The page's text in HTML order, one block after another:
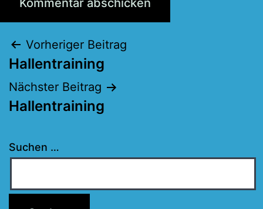
Beitragsnavigation
Vorheriger Beitrag
Hallentraining
Nächster Beitrag
Hallentraining
Suchen …